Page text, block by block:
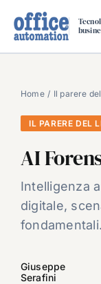
SPECIAL PAPER
TAVOLE
CARRIERE
VIDEO
EVENTI
Home Il parere
IL PARERE DEL
AI
Intelligenza
digitale,
fondamentali.
Giuseppe
Serafini